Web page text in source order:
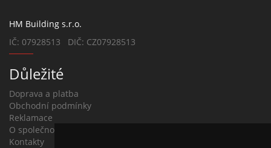
HM Building s.r.o.
IČ: 07928513 DIČ: CZ07928513
Důležité
Doprava a platba
Obchodní podmínky
Reklamace
O společnosti
Kontakty